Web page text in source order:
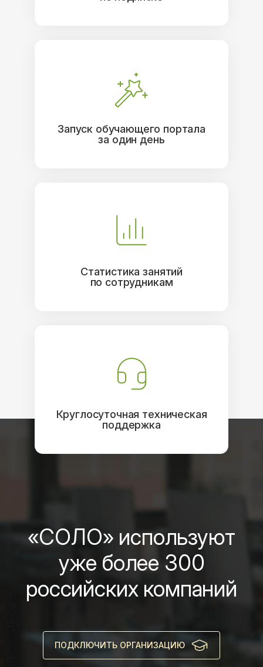
Запуск обучающего портала
за один день
Статистика занятий
по сотрудникам
Круглосуточная техническая
поддержка
«СОЛО» используют
уже более 300
российских компаний
ПОДКЛЮЧИТЬ ОРГАНИЗАЦИЮ